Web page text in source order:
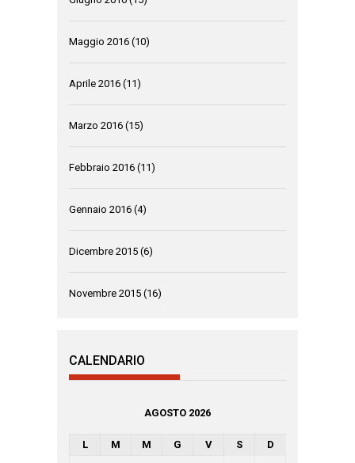
Maggio 2016 (10)
Aprile 2016 (11)
Marzo 2016 (15)
Febbraio 2016 (11)
Gennaio 2016 (4)
Dicembre 2015 (6)
Novembre 2015 (16)
CALENDARIO
AGOSTO 2026
L M M G V S
D